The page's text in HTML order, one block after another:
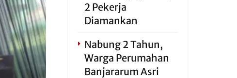
2 Pekerja
Diamankan
Nabung 2 Tahun,
Warga Perumahan
Banjararum Asri